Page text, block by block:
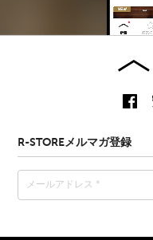
R-STOREメルマガ登録